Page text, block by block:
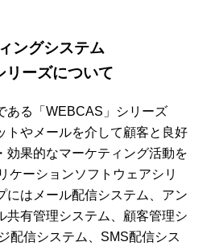
ングシステム
リーズについて
ある「WEBCAS」シリーズ
トやメールを介して顧客と良好
効果的なマーケティング活動を
ケーションソフトウェアシリ
にはメール配信システム、アン
共有管理システム、顧客管理シ
配信システム、SMS配信シス